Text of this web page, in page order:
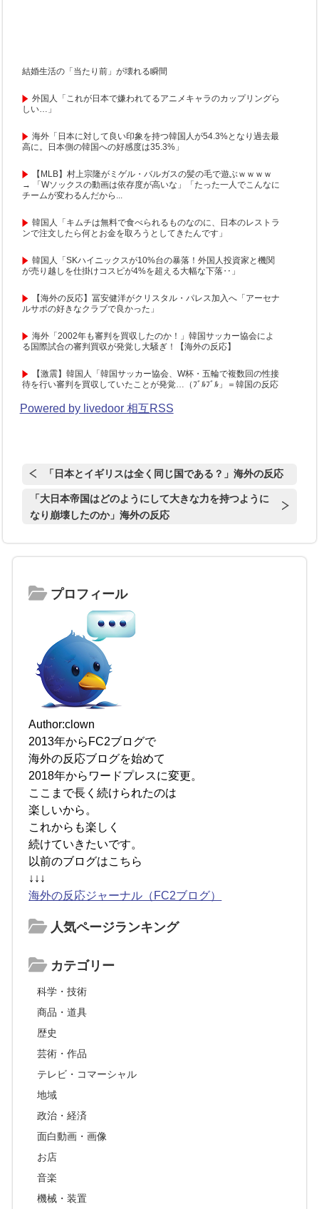
結婚生活の「当たり前」が壊れる瞬間
外国人「これが日本で嫌われてるアニメキャラのカップリングら
しい…」
海外「日本に対して良い印象を持つ韓国人が54.3%となり過去最
高に。日本側の韓国への好感度は35.3%」
【MLB】村上宗隆がミゲル・バルガスの髪の毛で遊ぶｗｗｗｗ
→ 「Wソックスの動画は依存度が高いな」「たった一人でこんなに
チームが変わるんだから...
韓国人「キムチは無料で食べられるものなのに、日本のレストラ
ンで注文したら何とお金を取ろうとしてきたんです」
韓国人「SKハイニックスが10%台の暴落！外国人投資家と機関
が売り越しを仕掛けコスピが4%を超える大幅な下落‥」
【海外の反応】冨安健洋がクリスタル・パレス加入へ「アーセナ
ルサポの好きなクラブで良かった」
海外「2002年も審判を買収したのか！」韓国サッカー協会によ
る国際試合の審判買収が発覚し大騒ぎ！【海外の反応】
【激震】韓国人「韓国サッカー協会、W杯・五輪で複数回の性接
待を行い審判を買収していたことが発覚…（ﾌﾞﾙﾌﾞﾙ」＝韓国の反応
Powered by livedoor 相互RSS
「日本とイギリスは全く同じ国である？」海外の反応
「大日本帝国はどのようにして大きな力を持つように
なり崩壊したのか」海外の反応
プロフィール
Author:clown
2013年からFC2ブログで
海外の反応ブログを始めて
2018年からワードプレスに変更。
ここまで長く続けられたのは
楽しいから。
これからも楽しく
続けていきたいです。
以前のブログはこちら
↓↓↓
海外の反応ジャーナル（FC2ブログ）
人気ページランキング
カテゴリー
科学・技術
商品・道具
歴史
芸術・作品
テレビ・コマーシャル
地域
政治・経済
面白動画・画像
お店
音楽
機械・装置